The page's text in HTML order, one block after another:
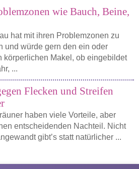
wie Bauch, Beine,
hat mit ihren Problemzonen zu
und würde gern den ein oder
körperlichen Makel, ob eingebildet
...
Flecken und Streifen
haben viele Vorteile, aber
entscheidenden Nachteil. Nicht
gibt’s statt natürlicher ...